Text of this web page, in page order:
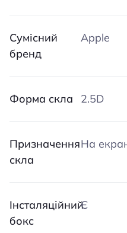
Сумісний
бренд
Apple
Форма скла 2.5D
Призначення
скла
На
Інсталяційний
бокс
Є